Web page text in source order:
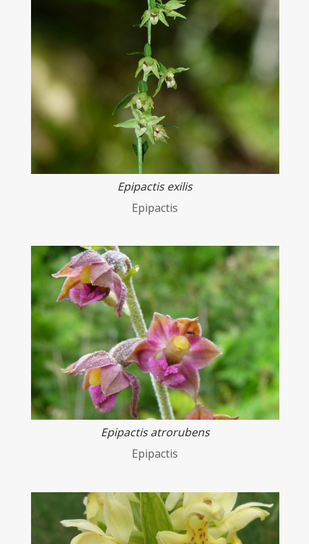
Epipactis exilis
Epipactis
Epipactis atrorubens
Epipactis